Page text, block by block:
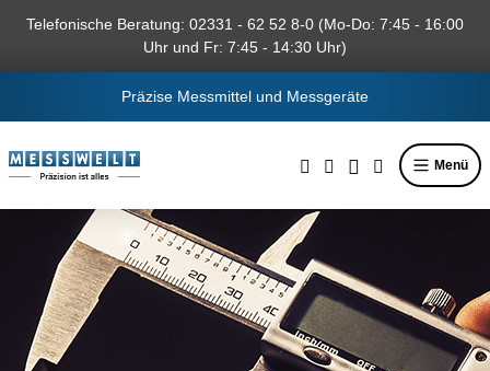
springen
Telefonische Beratung: 02331 - 62 52 8-0 (Mo-Do: 7:45 - 16:00
Uhr und Fr: 7:45 - 14:30 Uhr)
Präzise Messmittel und Messgeräte
Menü